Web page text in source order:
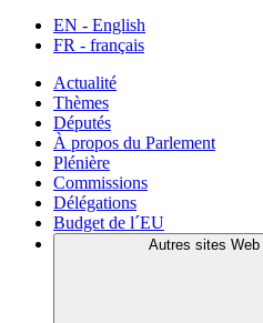
EN - English
FR - français
Actualité
Thèmes
Députés
À propos du Parlement
Plénière
Commissions
Délégations
Budget de l´EU
Autres sites Web